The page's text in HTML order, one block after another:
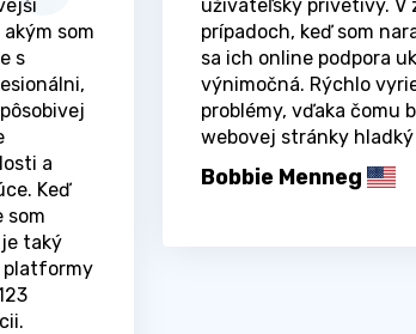
som
s
a
Keď
som
taký
platformy
užívateľsky prívetivý. V
prípadoch, keď som
sa ich online podpora
výnimočná. Rýchlo
problémy, vďaka čomu
webovej stránky
Bobbie Menneg